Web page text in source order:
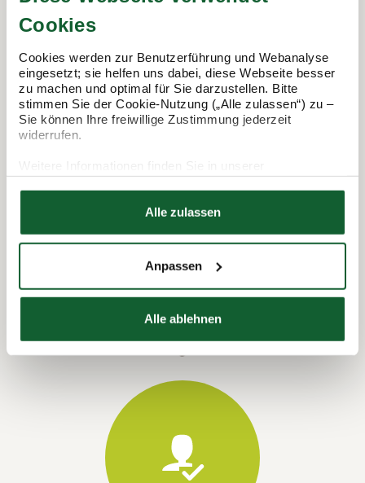
Cookies
Cookies werden zur Benutzerführung und Webanalyse
eingesetzt; sie helfen uns dabei, diese Webseite besser
zu machen und optimal für Sie darzustellen. Bitte
stimmen Sie der Cookie-Nutzung („Alle zulassen“) zu –
Sie können Ihre freiwillige Zustimmung jederzeit
widerrufen.
Datenschutzerklärung
Alle zulassen
Anpassen
Alle ablehnen
In 3 Schritten zur Steuererklärung.
So funktioniert's:
Termin vereinbaren